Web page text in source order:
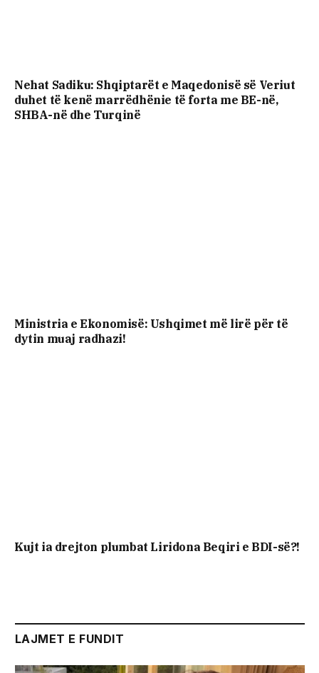
Nehat Sadiku: Shqiptarët e Maqedonisë së Veriut
duhet të kenë marrëdhënie të forta me BE-në,
SHBA-në dhe Turqinë
Ministria e Ekonomisë: Ushqimet më lirë për të
dytin muaj radhazi!
Kujt ia drejton plumbat Liridona Beqiri e BDI-së?!
LAJMET E FUNDIT